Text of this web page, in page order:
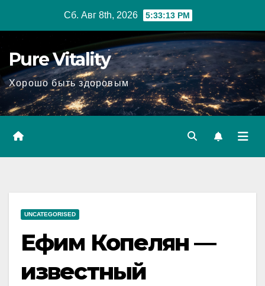
Сб. Авг 8th, 2026 5:33:14 PM
Pure Vitality
Хорошо быть здоровым
UNCATEGORISED
Ефим Копелян —
известный